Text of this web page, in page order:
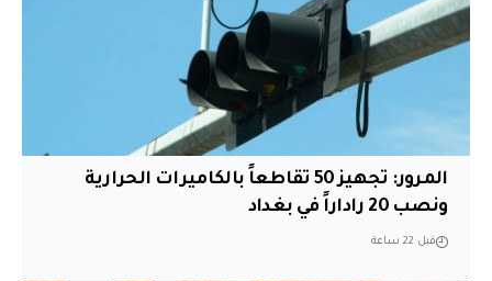
المرور: تجهيز 50 تقاطعاً بالكاميرات الحرارية
ونصب 20 راداراً في بغداد
قبل 22 ساعة